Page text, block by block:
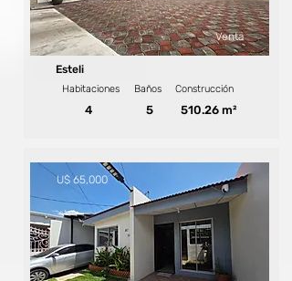
Venta
Esteli
Habitaciones Baños Construcción
4 5 510.26 m²
U$ 65,000